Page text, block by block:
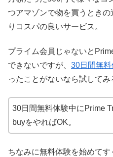
つアマゾンで物を買うとき
りコスパの良いサービス。
プライム会員じゃないと
できないですが、 30日間無料
ったことがないなら試してみ
30日間無料体験中にPrime
buyをやればOK。
ちなみに無料体験を始めて